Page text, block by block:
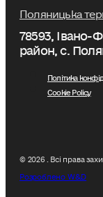
Поляницька
78593, Івано-
район, с.
Політика
Cookie Policy
© 2026 . Всі права
Розроблено W&D